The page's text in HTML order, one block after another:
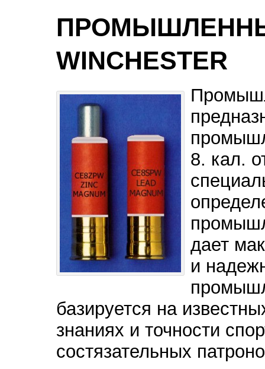
WINCHESTER
8. кал.
дает
и
базируется на
знаниях и точности
состязательных